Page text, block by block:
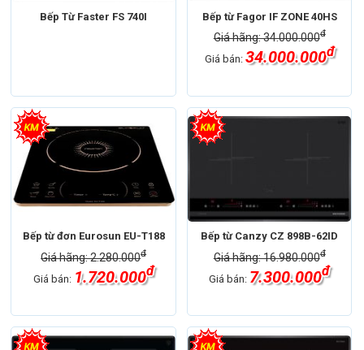
Bếp Từ Faster FS 740I Bếp từ Fagor IF ZONE 40HS
Giá hãng: 34.000.000đ
Giá bán: 34.000.000đ
Bếp từ đơn Eurosun EU-T188
Giá hãng: 2.280.000đ
Giá bán: 1.720.000đ
Bếp từ Canzy CZ 898B-62ID
Giá hãng: 16.980.000đ
Giá bán: 7.300.000đ